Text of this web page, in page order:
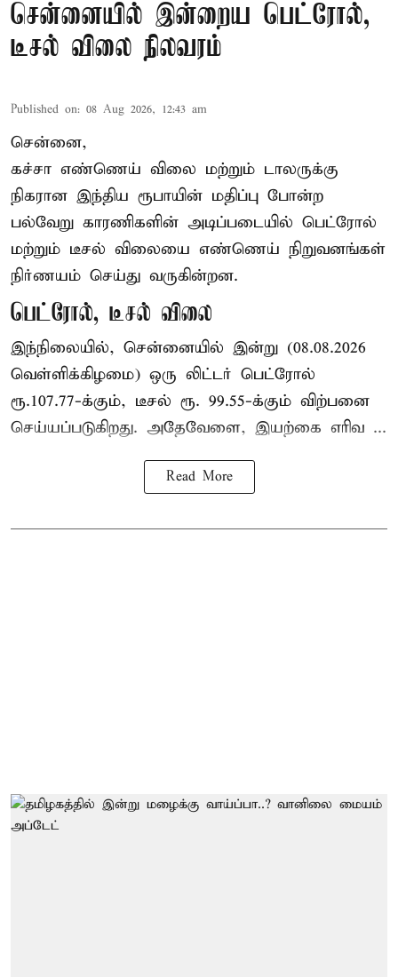
சென்னையில் இன்றைய பெட்ரோல்,
டீசல் விலை நிலவரம்
Published on: 08 Aug 2026, 12:43 am
சென்னை,
கச்சா எண்ணெய் விலை மற்றும் டாலருக்கு
நிகரான இந்திய ரூபாயின் மதிப்பு போன்ற
பல்வேறு காரணிகளின் அடிப்படையில் பெட்ரோல்
மற்றும் டீசல் விலையை எண்ணெய் நிறுவனங்கள்
நிர்ணயம் செய்து வருகின்றன.
பெட்ரோல், டீசல் விலை
இந்நிலையில், சென்னையில் இன்று (08.08.2026
வெள்ளிக்கிழமை) ஒரு லிட்டர் பெட்ரோல்
ரூ.107.77-க்கும், டீசல் ரூ. 99.55-க்கும் விற்பனை
செய்யப்படுகிறது. அதேவேளை, இயற்கை எரிவ ...
Read More